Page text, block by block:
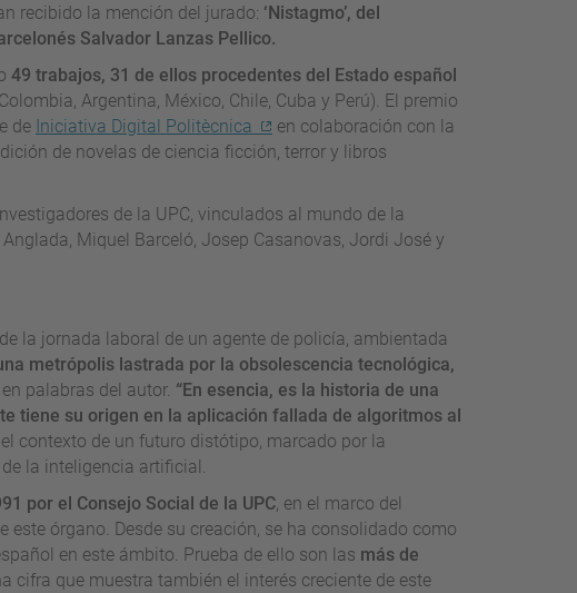
recibido la mención del jurado: ‘Nistagmo’, del
Salvador Lanzas Pellico.
49 trabajos, 31 de ellos procedentes del Estado español
Argentina, México, Chile, Cuba y Perú). El premio
de Iniciativa Digital Politècnica
en colaboración con la
de novelas de ciencia ficción, terror y libros
de la UPC, vinculados al mundo de la
Miquel Barceló, Josep Casanovas, Jordi José y
la jornada laboral de un agente de policía, ambientada
metrópolis lastrada por la obsolescencia tecnológica,
en palabras del autor. “En esencia, es la historia de una
tiene su origen en la aplicación fallada de algoritmos al
contexto de un futuro distótipo, marcado por la
la inteligencia artificial.
por el Consejo Social de la UPC, en el marco del
órgano. Desde su creación, se ha consolidado como
en este ámbito. Prueba de ello son las más de
cifra que muestra también el interés creciente de este